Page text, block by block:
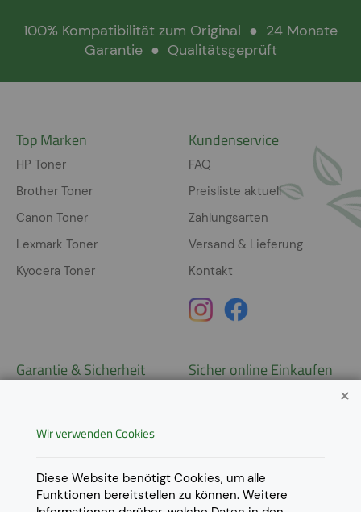
100% Kompatibilität zum Original ● 24 Monate
Garantie ● Qualitätsgeprüft
Top Marken
HP Toner
Brother Toner
Canon Toner
Lexmark Toner
Kyocera Toner
Kundenservice
FAQ
Preisliste aktuell
Zahlungsarten
Versand & Lieferung
Kontakt
Garantie & Sicherheit
Datenschutz
Impressum
Sicher online Einkaufen
Lieferungen in weitere Länder
gerne aufAnfrage
Wir verwenden Cookies
Diese Website benötigt Cookies, um alle
Funktionen bereitstellen zu können. Weitere